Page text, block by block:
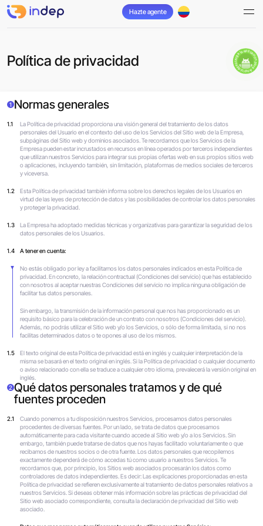
Hazte agente
Política de privacidad descarga la aplicación para
1 Normas generales
1.1
La Política de privacidad proporciona una visión general del tratamiento de los datos
personales del Usuario en el contexto del uso de los Servicios del Sitio web de la Empresa,
subpáginas del Sitio web y dominios asociados. Te recordamos que los Servicios de la
Empresa pueden estar incrustados en recursos en línea operados por terceros independientes
que utilizan nuestros Servicios para integrar sus propias ofertas web en sus propios sitios web
o aplicaciones, incluyendo también, sin limitación, plataformas de medios sociales de terceros
y viceversa.
1.2
Esta Política de privacidad también informa sobre los derechos legales de los Usuarios en
virtud de las leyes de protección de datos y las posibilidades de controlar los datos personales
y proteger la privacidad.
1.3
La Empresa ha adoptado medidas técnicas y organizativas para garantizar la seguridad de los
datos personales de los Usuarios.
1.4 A tener en cuenta:
No estás obligado por ley a facilitarnos los datos personales indicados en esta Política de
privacidad. En concreto, la relación contractual (Condiciones del servicio) que has establecido
con nosotros al aceptar nuestras Condiciones del servicio no implica ninguna obligación de
facilitar tus datos personales.
Sin embargo, la transmisión de la información personal que nos has proporcionado es un
requisito básico para la celebración de un contrato con nosotros (Condiciones del servicio).
Además, no podrás utilizar el Sitio web y/o los Servicios, o sólo de forma limitada, si no nos
facilitas determinados datos o te opones al uso de los mismos.
1.5
El texto original de esta Política de privacidad está en inglés y cualquier interpretación de la
misma se basará en el texto original en inglés. Si la Política de privacidad o cualquier documento
o aviso relacionado con ella se traduce a cualquier otro idioma, prevalecerá la versión original en
inglés.
2 Qué datos personales tratamos y de qué
fuentes proceden
2.1
Cuando ponemos a tu disposición nuestros Servicios, procesamos datos personales
procedentes de diversas fuentes. Por un lado, se trata de datos que procesamos
automáticamente para cada visitante cuando accede al Sitio web y/o a los Servicios. Sin
embargo, también puede tratarse de datos que nos hayas facilitado voluntariamente o que
recibamos de nuestros socios o de otra fuente. Los datos personales que recopilemos
exactamente dependerá de cómo accedas tú como usuario a nuestros Servicios. Te
recordamos que, por principio, los Sitios web asociados procesarán los datos como
controladores de datos independientes. Es decir: Las explicaciones proporcionadas en esta
Política de privacidad se refieren exclusivamente al tratamiento de datos personales relativos a
nuestros Servicios. Si deseas obtener más información sobre las prácticas de privacidad del
Sitio web asociado correspondiente, consulta la declaración de privacidad del Sitio web
asociado.